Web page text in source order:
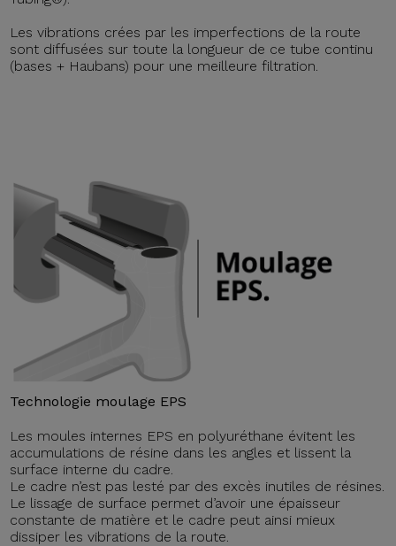
Les vibrations crées par les imperfections de la route
sont diffusées sur toute la longueur de ce tube continu
(bases + Haubans) pour une meilleure filtration.
Technologie moulage EPS
Les moules internes EPS en polyuréthane évitent les
accumulations de résine dans les angles et lissent la
surface interne du cadre.
Le cadre n’est pas lesté par des excès inutiles de résines.
Le lissage de surface permet d’avoir une épaisseur
constante de matière et le cadre peut ainsi mieux
dissiper les vibrations de la route.